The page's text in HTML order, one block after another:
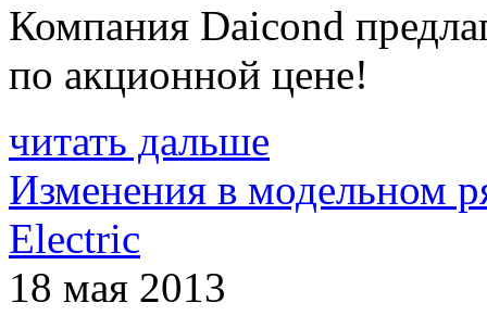
Компания Daicond
по акционной цене!
читать дальше
Изменения в модельном
Electric
18 мая 2013